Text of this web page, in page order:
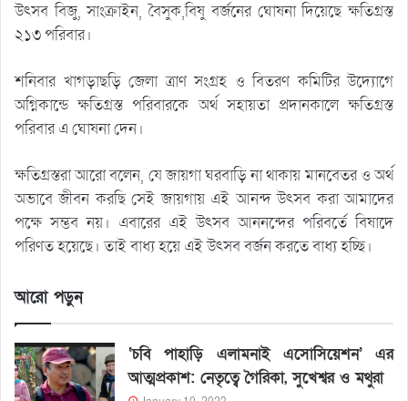
উৎসব বিজু, সাংক্রাইন, বৈসুক,বিষু বর্জনের ঘোষনা দিয়েছে ক্ষতিগ্রস্ত
২১৩ পরিবার।
শনিবার খাগড়াছড়ি জেলা ত্রাণ সংগ্রহ ও বিতরণ কমিটির উদ্যোগে
অগ্নিকান্ডে ক্ষতিগ্রস্ত পরিবারকে অর্থ সহায়তা প্রদানকালে ক্ষতিগ্রস্ত
পরিবার এ ঘোষনা দেন।
ক্ষতিগ্রস্তরা আরো বলেন, যে জায়গা ঘরবাড়ি না থাকায় মানবেতর ও অর্থ
অভাবে জীবন করছি সেই জায়গায় এই আনন্দ উৎসব করা আমাদের
পক্ষে সম্ভব নয়। এবারের এই উৎসব আননন্দের পরিবর্তে বিষাদে
পরিণত হয়েছে। তাই বাধ্য হয়ে এই উৎসব বর্জন করতে বাধ্য হচ্ছি।
আরো পড়ুন
‘চবি পাহাড়ি এলামনাই এসোসিয়েশন’ এর
আত্মপ্রকাশ: নেতৃত্বে গৈরিকা, সুখেশ্বর ও মথুরা